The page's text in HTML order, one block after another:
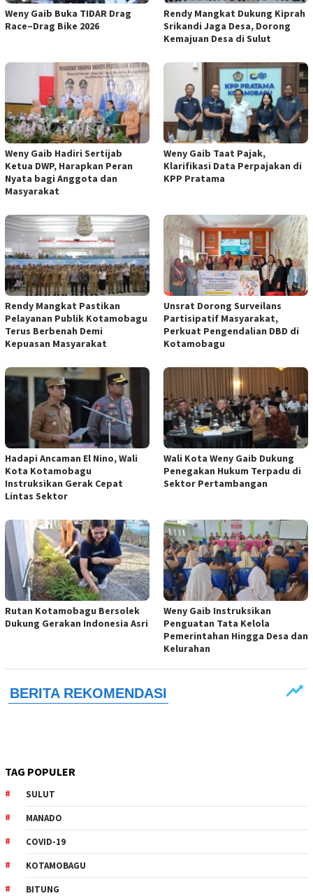
Weny Gaib Buka TIDAR Drag
Race–Drag Bike 2026
Rendy Mangkat Dukung Kiprah
Srikandi Jaga Desa, Dorong
Kemajuan Desa di Sulut
Weny Gaib Hadiri Sertijab
Ketua DWP, Harapkan Peran
Nyata bagi Anggota dan
Masyarakat
Weny Gaib Taat Pajak,
Klarifikasi Data Perpajakan di
KPP Pratama
Rendy Mangkat Pastikan
Pelayanan Publik Kotamobagu
Terus Berbenah Demi
Kepuasan Masyarakat
Unsrat Dorong Surveilans
Partisipatif Masyarakat,
Perkuat Pengendalian DBD di
Kotamobagu
Hadapi Ancaman El Nino, Wali
Kota Kotamobagu
Instruksikan Gerak Cepat
Lintas Sektor
Wali Kota Weny Gaib Dukung
Penegakan Hukum Terpadu di
Sektor Pertambangan
Rutan Kotamobagu Bersolek
Dukung Gerakan Indonesia Asri
Weny Gaib Instruksikan
Penguatan Tata Kelola
Pemerintahan Hingga Desa dan
Kelurahan
TAG POPULER
SULUT
MANADO
COVID-19
KOTAMOBAGU
BITUNG